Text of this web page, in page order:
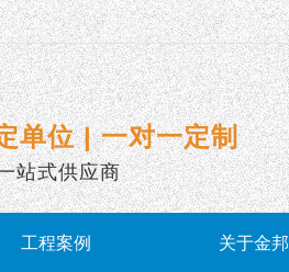
单位 | 一对一定制
站式供应商
工程案例 关于金邦